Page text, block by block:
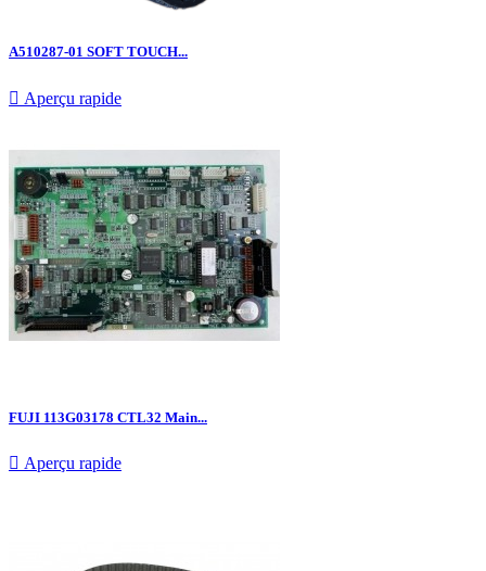
A510287-01 SOFT TOUCH...
 Aperçu rapide
FUJI 113G03178 CTL32 Main...
 Aperçu rapide